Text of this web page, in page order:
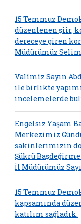
15 Temmuz
düzenlenen şiir,
dereceye giren
Müdürümüz
Valimiz Sayın
ile birlikte
incelemelerde
Engelsiz Yaşam
Merkezimiz
sakinlerimizin
Şükrü
İl Müdürümüz
15 Temmuz
kapsamında
katılım sağladık.